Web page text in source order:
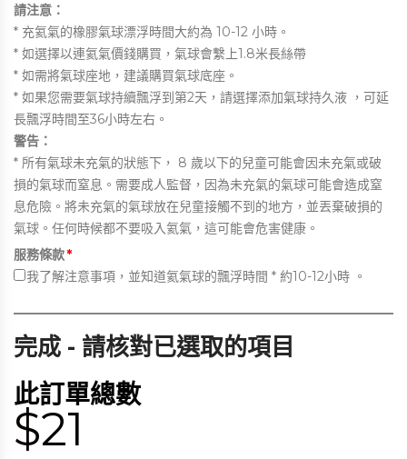
請注意：
* 充氦氣的橡膠氣球漂浮時間大約為 10-12 小時。
* 如選擇以連氦氣價錢購買，氣球會繫上1.8米長絲帶
* 如需將氣球座地，建議購買氣球底座。
* 如果您需要氣球持續飄浮到第2天，請選擇添加氣球持久液 ，可延
長飄浮時間至36小時左右。
警告：
* 所有氣球未充氣的狀態下， 8 歲以下的兒童可能會因未充氣或破
損的氣球而窒息。需要成人監督，因為未充氣的氣球可能會造成窒
息危險。將未充氣的氣球放在兒童接觸不到的地方，並丟棄破損的
氣球。任何時候都不要吸入氦氣，這可能會危害健康。
服務條款*
我了解注意事項，並知道氦氣球的飄浮時間 * 約10-12小時 。
完成 - 請核對已選取的項目
此訂單總數
$21